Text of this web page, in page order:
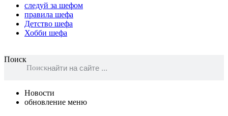
следуй за шефом
правила шефа
Детство шефа
Хобби шефа
Поиск
Поиск
Новости
обновление меню